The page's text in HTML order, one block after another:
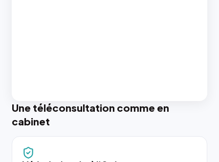
Une téléconsultation comme en
cabinet